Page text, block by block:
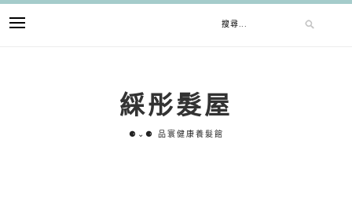
關
綵彤髮屋
⚈⌄⚈ 品寰健康養髮館